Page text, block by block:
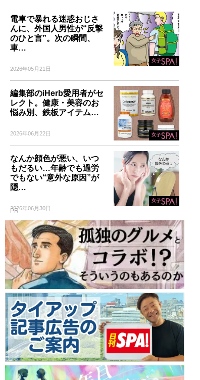
電車で暴れる迷惑おじさ
んに、外国人男性が“反撃
のひと言”。次の瞬間、
車…
2026年05月21日
編集部のiHerb愛用者がセ
レクト。健康・美容のお
悩み別、鉄板アイテム…
2026年06月22日
なんか顔色が悪い、いつ
もだるい…年齢でも過労
でもない“意外な原因”が
隠…
2026年06月30日
PR